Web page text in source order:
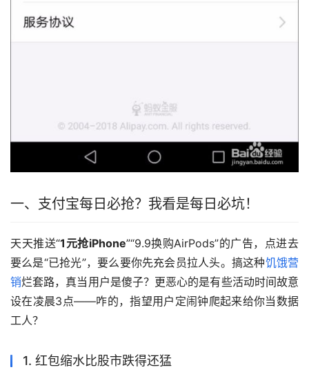
一、支付宝每日必抢？我看是每日必坑！
天天推送“1元抢iPhone”“9.9换购AirPods”的广告，点进去
要么是“已抢光”，要么要你先充会员拉人头。搞这种饥饿营
销烂套路，真当用户是傻子？更恶心的是有些活动时间故意
设在凌晨3点——咋的，指望用户定闹钟爬起来给你当数据
工人？
1. 红包缩水比股市跌得还猛